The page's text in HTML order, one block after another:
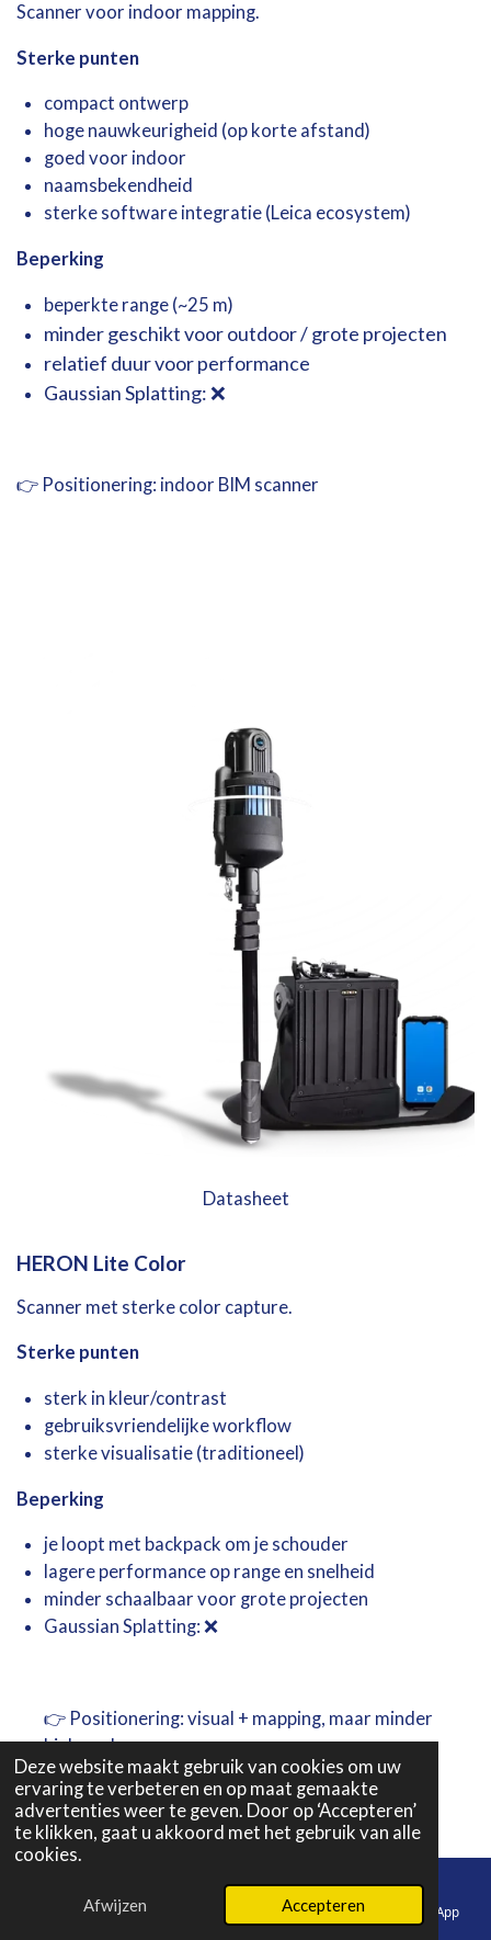
Deze website maakt gebruik van cookies om uw
ervaring te verbeteren en op maat gemaakte
advertenties weer te geven. Door op ‘Accepteren’
te klikken, gaat u akkoord met het gebruik van alle
cookies.
Afwijzen Accepteren
Scanner voor indoor mapping.
Sterke punten
compact ontwerp
hoge nauwkeurigheid (op korte afstand)
goed voor indoor
naamsbekendheid
sterke software integratie (Leica ecosystem)
Beperking
beperkte range (~25 m)
mindergeschiktvooroutdoor /grote projecten
relatief duurvoorperformance
Gaussian Splatting: ❌
👉 Positionering: indoor BIM scanner
Datasheet
HERON Lite Color
Scanner met sterke color capture.
Sterke punten
sterk in kleur/contrast
gebruiksvriendelijke workflow
sterke visualisatie (traditioneel)
Beperking
je loopt met backpack om je schouder
lagere performance op range en snelheid
minder schaalbaar voor grote projecten
Gaussian Splatting: ❌
👉 Positionering: visual + mapping, maar minder
high-end
E-mailadres Instagram WhatsApp